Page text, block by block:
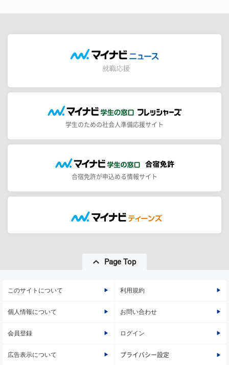
学生のための社会人準備応援サイト
合宿免許が申込める情報サイト
Page Top
このサイトについて 利用規約
個人情報について お問い合わせ
会員登録 ログイン
広告表示について プライバシー設定